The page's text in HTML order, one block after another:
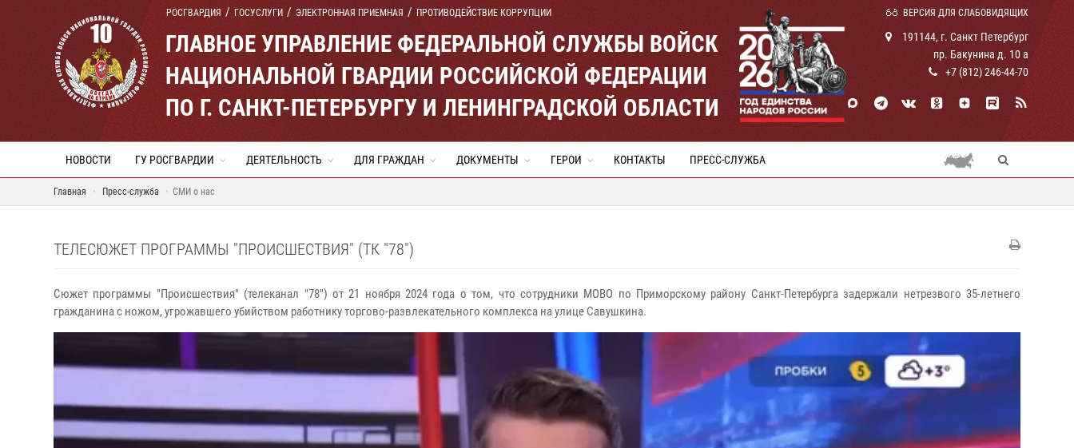
РОСГВАРДИЯ ГОСУСЛУГИ ЭЛЕКТРОННАЯ ПРИЕМНАЯ ПРОТИВОДЕЙСТВИЕ КОРРУПЦИИ ВЕРСИЯ ДЛЯ СЛАБОВИДЯЩИХ
ГЛАВНОЕ УПРАВЛЕНИЕ ФЕДЕРАЛЬНОЙ СЛУЖБЫ ВОЙСК
НАЦИОНАЛЬНОЙ ГВАРДИИ РОССИЙСКОЙ ФЕДЕРАЦИИ
ПО Г. САНКТ-ПЕТЕРБУРГУ И ЛЕНИНГРАДСКОЙ ОБЛАСТИ
191144, г. Санкт Петербург
пр. Бакунина д. 10 а
+7 (812) 246-44-70
НОВОСТИ ГУ РОСГВАРДИИ ДЕЯТЕЛЬНОСТЬ ДЛЯ ГРАЖДАН ДОКУМЕНТЫ ГЕРОИ КОНТАКТЫ ПРЕСС-СЛУЖБА
Главная Пресс-служба СМИ о нас
ТЕЛЕСЮЖЕТ ПРОГРАММЫ "ПРОИСШЕСТВИЯ" (ТК "78")
Сюжет программы "Происшествия" (телеканал "78") от 21 ноября 2024 года о том, что сотрудники МОВО по Приморскому району Санкт-Петербурга задержали нетрезвого 35-летнего
гражданина с ножом, угрожавшего убийством работнику торгово-развлекательного комплекса на улице Савушкина.